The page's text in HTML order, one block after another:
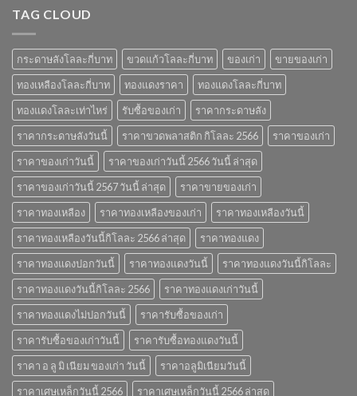
2566
TAG CLOUD
กระดาษลังโลละกี่บาท ขวดแก้วโลละกี่บาท ของเก่า
ขายของเก่า
ทองเหลืองโลละกี่บาท
ทองแดงราคา
ทองแดงโลละกี่บาท
ทองแดงโลละเท่าไหร่
รับซื้อของเก่า
ราคากระดาษลัง
ราคากระดาษลังวันนี้
ราคาขวดพลาสติก กิโลละ 2566
ราคาของเก่า
ราคาของเก่าวันนี้
ราคาของเก่าวันนี้ 2566 วันนี้ ล่าสุด
ราคาของเก่าวันนี้ 2567 วันนี้ ล่าสุด
ราคาขายของเก่า
ราคาทองเหลือง
ราคาทองเหลืองของเก่า
ราคาทองเหลืองวันนี้
ราคาทองเหลืองวันนี้กิโลละ 2566 ล่าสุด
ราคาทองแดง
ราคาทองแดงปอกวันนี้
ราคาทองแดงวันนี้
ราคาทองแดงวันนี้กิโลละ
ราคาทองแดงวันนี้กิโลละ 2566
ราคาทองแดงเก่าวันนี้
ราคาทองแดงไม่ปอกวันนี้
ราคารับซื้อของเก่า
ราคารับซื้อของเก่าวันนี้
ราคารับซื้อทองแดงวันนี้
ราคา อ ลู มิ เนียม ของเก่า วันนี้
ราคาอลูมิเนียมวันนี้
ราคาเศษเหล็กวันนี้ 2566
ราคาเศษเหล็กวันนี้ 2566 ล่าสุด